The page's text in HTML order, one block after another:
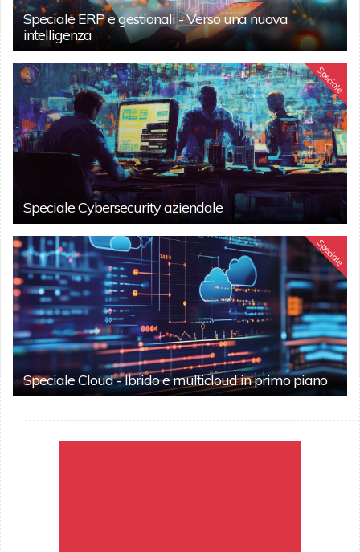
Speciale ERP e gestionali - Verso una nuova
intelligenza
Speciale
Speciale Cybersecurity aziendale
Speciale
Speciale Cloud - Ibrido e multicloud in primo piano